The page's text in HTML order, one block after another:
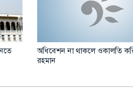
অধিবেশন না থাকলে ওকালতি
রহমান